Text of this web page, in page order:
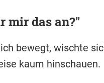
mir das an?"
bewegt, wischte
kaum hinschauen.